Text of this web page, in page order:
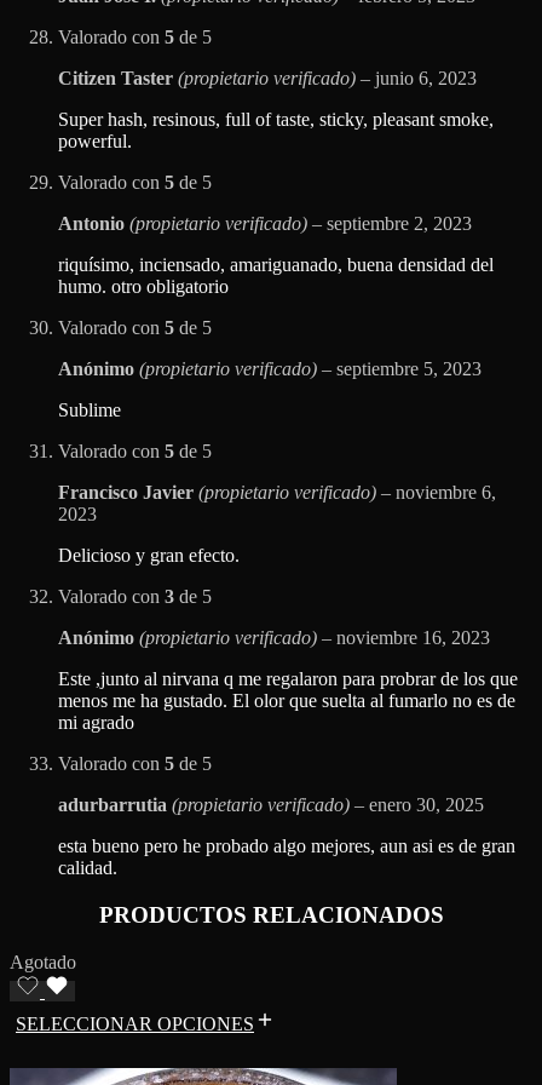
Valorado con 5 de 5
Citizen Taster (propietario verificado) – junio 6, 2023
Super hash, resinous, full of taste, sticky, pleasant smoke,
powerful.
Valorado con 5 de 5
Antonio (propietario verificado) – septiembre 2, 2023
riquísimo, inciensado, amariguanado, buena densidad del
humo. otro obligatorio
Valorado con 5 de 5
Anónimo (propietario verificado) – septiembre 5, 2023
Sublime
Valorado con 5 de 5
Francisco Javier (propietario verificado) – noviembre 6,
2023
Delicioso y gran efecto.
Valorado con 3 de 5
Anónimo (propietario verificado) – noviembre 16, 2023
Este ,junto al nirvana q me regalaron para probrar de los que
menos me ha gustado. El olor que suelta al fumarlo no es de
mi agrado
Valorado con 5 de 5
adurbarrutia (propietario verificado) – enero 30, 2025
esta bueno pero he probado algo mejores, aun asi es de gran
calidad.
PRODUCTOS RELACIONADOS
Agotado
SELECCIONAR OPCIONES